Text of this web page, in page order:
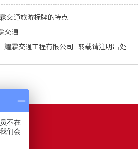
交通旅游标牌的特点
交通
耀霖交通工程有限公司 转载请注明出处
不在
们会